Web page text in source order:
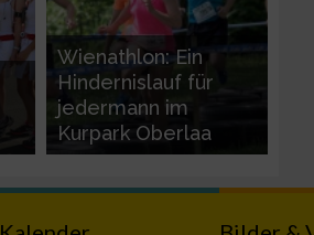
Wienathlon: Ein
Hindernislauf für
jedermann im
Kurpark Oberlaa